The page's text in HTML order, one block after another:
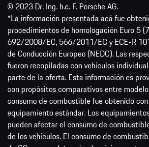
© 2023 Dr. Ing. h.c. F. Porsche AG.
*La información presentada acá fue
procedimientos de homologación Euro 5
692/2008/EC, 566/2011/EC y ECE-R
de Conducción Europeo (NEDC). Las
fueron recopiladas con vehículos
parte de la oferta. Esta información es
con propósitos comparativos entre
consumo de combustible fue obtenido
equipamiento estándar. Los
pueden afectar el consumo de
de los vehículos. El consumo de